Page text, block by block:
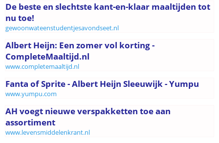
De beste en slechtste kant-en-klaar maaltijden tot
nu toe!
gewoonwateenstudentjesavondseet.nl
Albert Heijn: Een zomer vol korting -
CompleteMaaltijd.nl
www.completemaaltijd.nl
Fanta of Sprite - Albert Heijn Sleeuwijk - Yumpu
www.yumpu.com
AH voegt nieuwe verspakketten toe aan
assortiment
www.levensmiddelenkrant.nl